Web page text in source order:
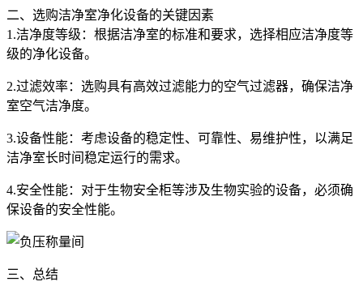
二、选购洁净室净化设备的关键因素
1.洁净度等级：根据洁净室的标准和要求，选择相应洁净度等
级的净化设备。
2.过滤效率：选购具有高效过滤能力的空气过滤器，确保洁净
室空气洁净度。
3.设备性能：考虑设备的稳定性、可靠性、易维护性，以满足
洁净室长时间稳定运行的需求。
4.安全性能：对于生物安全柜等涉及生物实验的设备，必须确
保设备的安全性能。
三、总结